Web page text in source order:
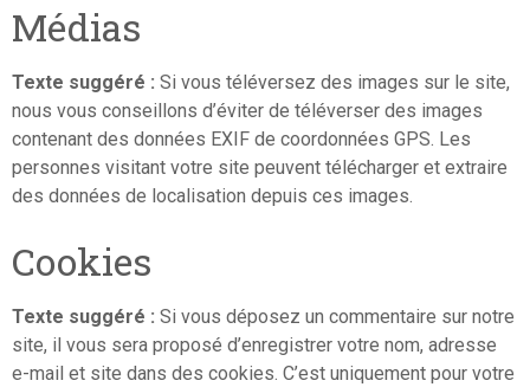
Médias
Texte suggéré : Si vous téléversez des images sur le site,
nous vous conseillons d’éviter de téléverser des images
contenant des données EXIF de coordonnées GPS. Les
personnes visitant votre site peuvent télécharger et extraire
des données de localisation depuis ces images.
Cookies
Texte suggéré : Si vous déposez un commentaire sur notre
site, il vous sera proposé d’enregistrer votre nom, adresse
e-mail et site dans des cookies. C’est uniquement pour votre